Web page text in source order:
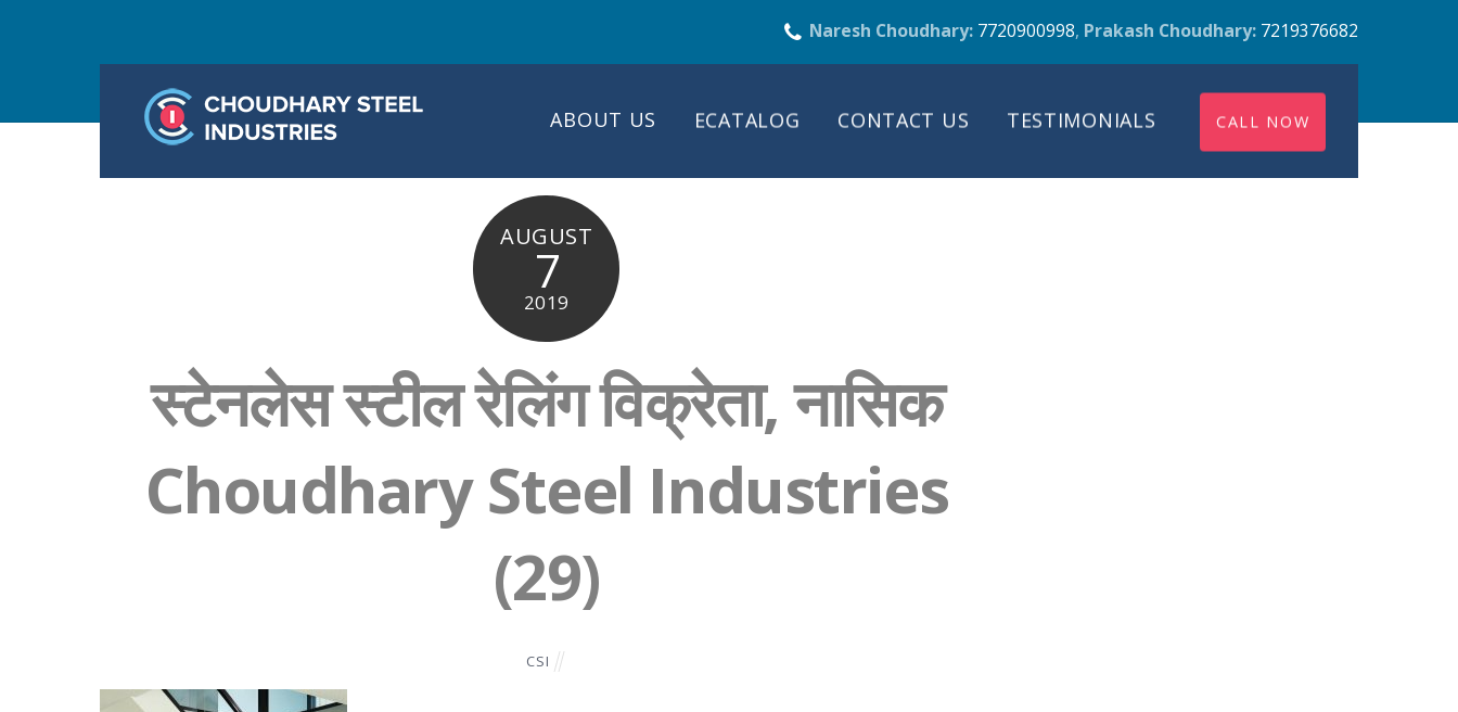
Naresh Choudhary: 7720900998, Prakash Choudhary: 7219376682
ABOUT US ECATALOG CONTACT US TESTIMONIALS CALL NOW
AUGUST
7
2019
स्टेनलेस स्टील रेलिंग विक्रेता, नासिक
Choudhary Steel Industries
(29)
CSI